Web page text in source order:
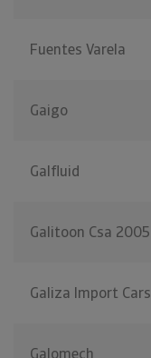
Fuentes Varela
Gaigo
Galfluid
Galitoon Csa 2005
Galiza Import Cars
Galomech